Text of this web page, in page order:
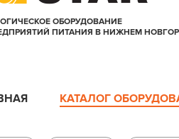
ОБОРУДОВАНИЕ
ПИТАНИЯ В НИЖНЕМ
КАТАЛОГ